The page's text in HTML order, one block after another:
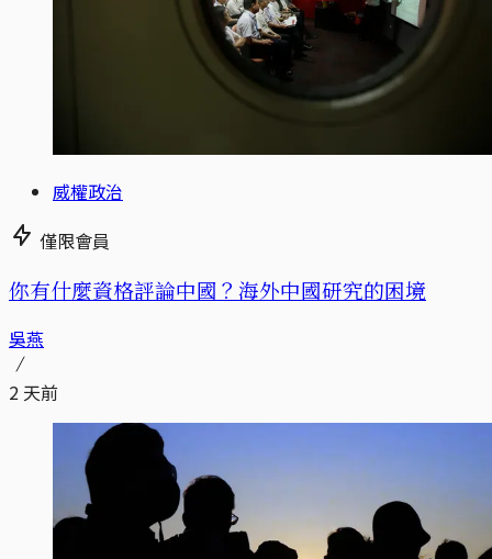
威權政治
僅限會員
你有什麼資格評論中國？海外中國研究的困境
吳燕
2 天前